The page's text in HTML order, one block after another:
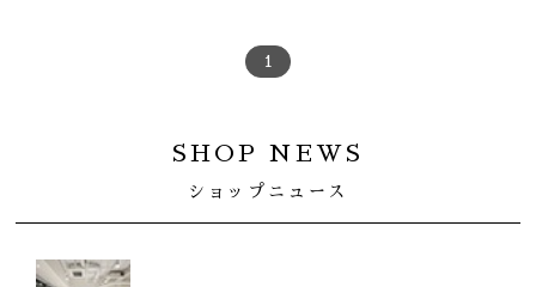
1
SHOP NEWS
ショップニュース